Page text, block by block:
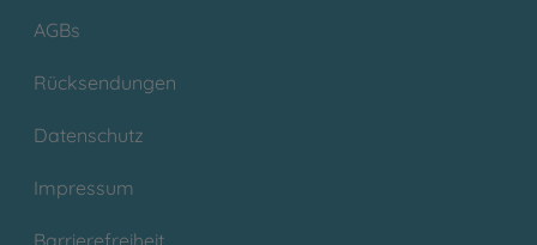
AGBs
Rücksendungen
Datenschutz
Impressum